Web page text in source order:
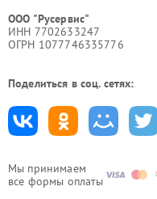
Мы принимаем
все формы оплаты
ООО "Русервис"
ИНН 7702633247
ОГРН 1077746335776
Поделиться в соц. сетях: